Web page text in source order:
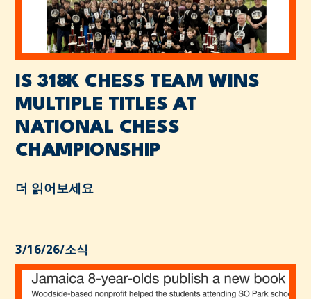
IS 318K CHESS TEAM WINS
MULTIPLE TITLES AT
NATIONAL CHESS
CHAMPIONSHIP
더 읽어보세요
3/16/26/소식